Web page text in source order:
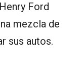
Ford
mezcla de
sus autos.